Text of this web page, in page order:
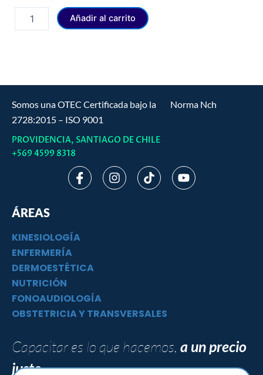
original
era:
URGENCIAS
Añadir al carrito
Somos una OTEC Certificada bajo la Norma Nch
2728:2015 – ISO 9001
PROVIDENCIA, SANTIAGO DE CHILE
+569 4599 8318
I
c
o
a
e
o
k
I
n
s
T
i
k
Y
o
u
ÁREAS
KINESIOLOGÍA
ENFERMERÍA
DERMOESTÉTICA
NUTRICIÓN
FONOAUDIOLOGÍA
OBSTETRICIA Y TRANSVERSALES
Capacitar es lo que hacemos, a un precio
justo.